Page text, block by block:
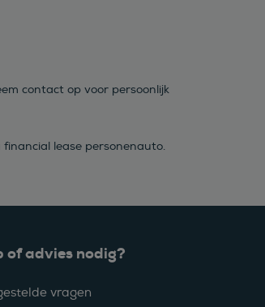
contact op voor persoonlijk
lease personenauto.
of advies nodig?
vragen